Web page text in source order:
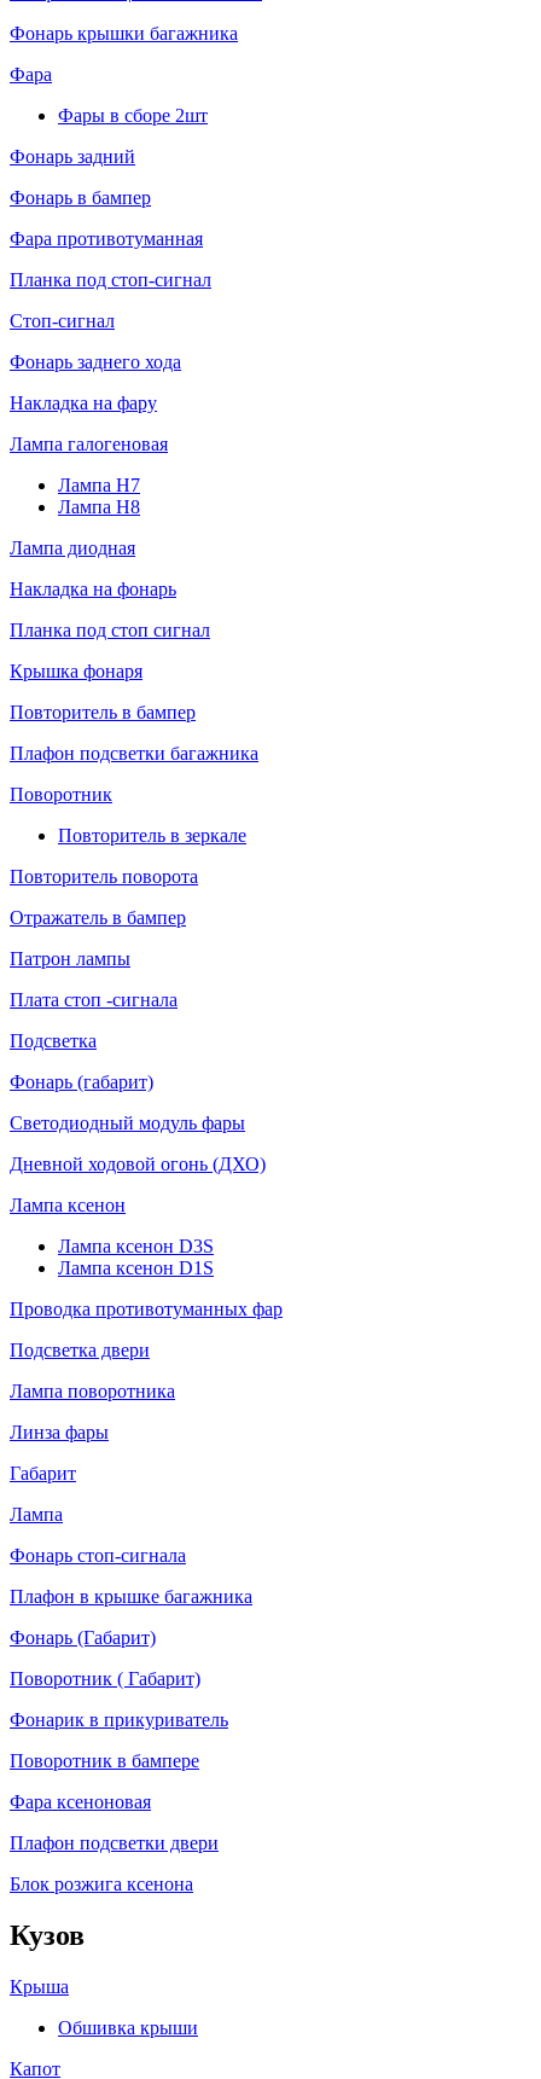
Фонарь крышки багажника
Фара
Фары в сборе 2шт
Фонарь задний
Фонарь в бампер
Фара противотуманная
Планка под стоп-сигнал
Стоп-сигнал
Фонарь заднего хода
Накладка на фару
Лампа галогеновая
Лампа H7
Лампа H8
Лампа диодная
Накладка на фонарь
Планка под стоп сигнал
Крышка фонаря
Повторитель в бампер
Плафон подсветки багажника
Поворотник
Повторитель в зеркале
Повторитель поворота
Отражатель в бампер
Патрон лампы
Плата стоп -сигнала
Подсветка
Фонарь (габарит)
Светодиодный модуль фары
Дневной ходовой огонь (ДХО)
Лампа ксенон
Лампа ксенон D3S
Лампа ксенон D1S
Проводка противотуманных фар
Подсветка двери
Лампа поворотника
Линза фары
Габарит
Лампа
Фонарь стоп-сигнала
Плафон в крышке багажника
Фонарь (Габарит)
Поворотник ( Габарит)
Фонарик в прикуриватель
Поворотник в бампере
Фара ксеноновая
Плафон подсветки двери
Блок розжига ксенона
Кузов
Крыша
Обшивка крыши
Капот